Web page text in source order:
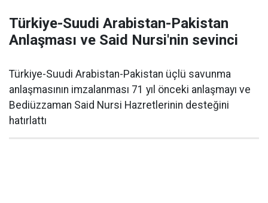
Türkiye-Suudi Arabistan-Pakistan
Anlaşması ve Said Nursi'nin sevinci
Türkiye-Suudi Arabistan-Pakistan üçlü savunma
anlaşmasının imzalanması 71 yıl önceki anlaşmayı ve
Bediüzzaman Said Nursi Hazretlerinin desteğini
hatırlattı